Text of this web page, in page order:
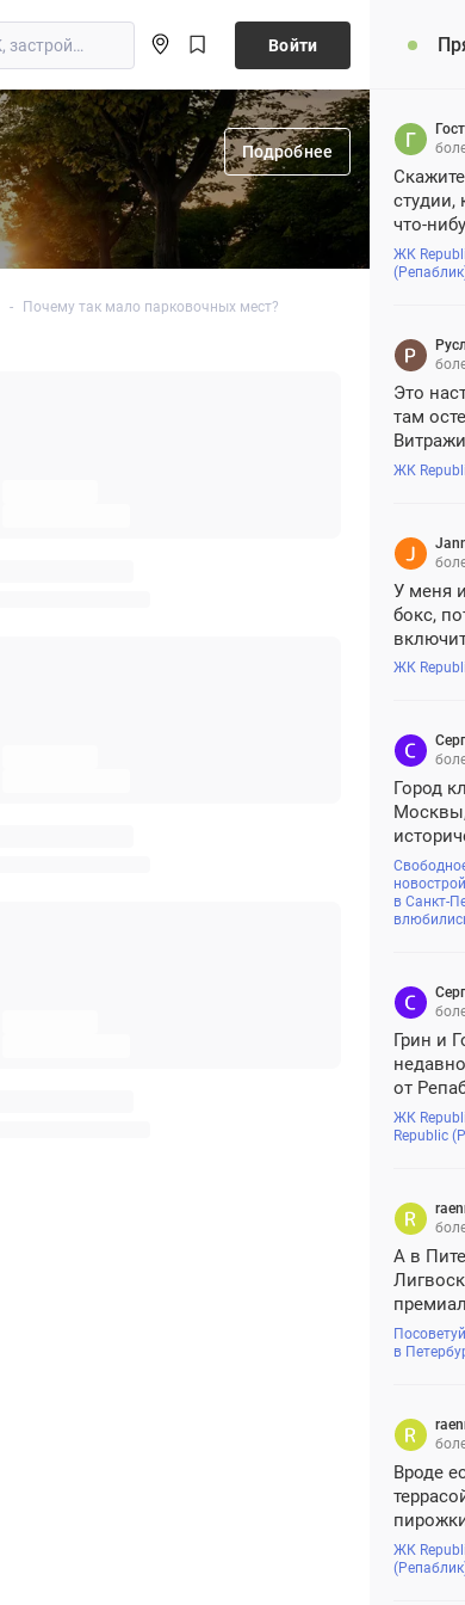
что-
ближе к
ЖК
Это
там
конечно
живой
ЖК
У меня
бокс,
ЖК
Город
Москвы,
в Санкт-
Грин и
от
ЖК
Republic
А в
в
Вроде
воздухе
ЖК
Войти
Подробнее
Почему так мало парковочных мест?